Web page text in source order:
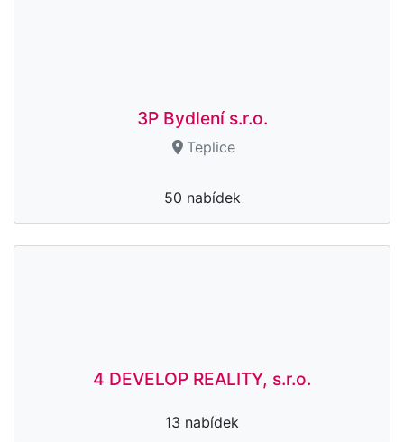
3P Bydlení s.r.o.
Teplice
50 nabídek
4 DEVELOP REALITY, s.r.o.
13 nabídek